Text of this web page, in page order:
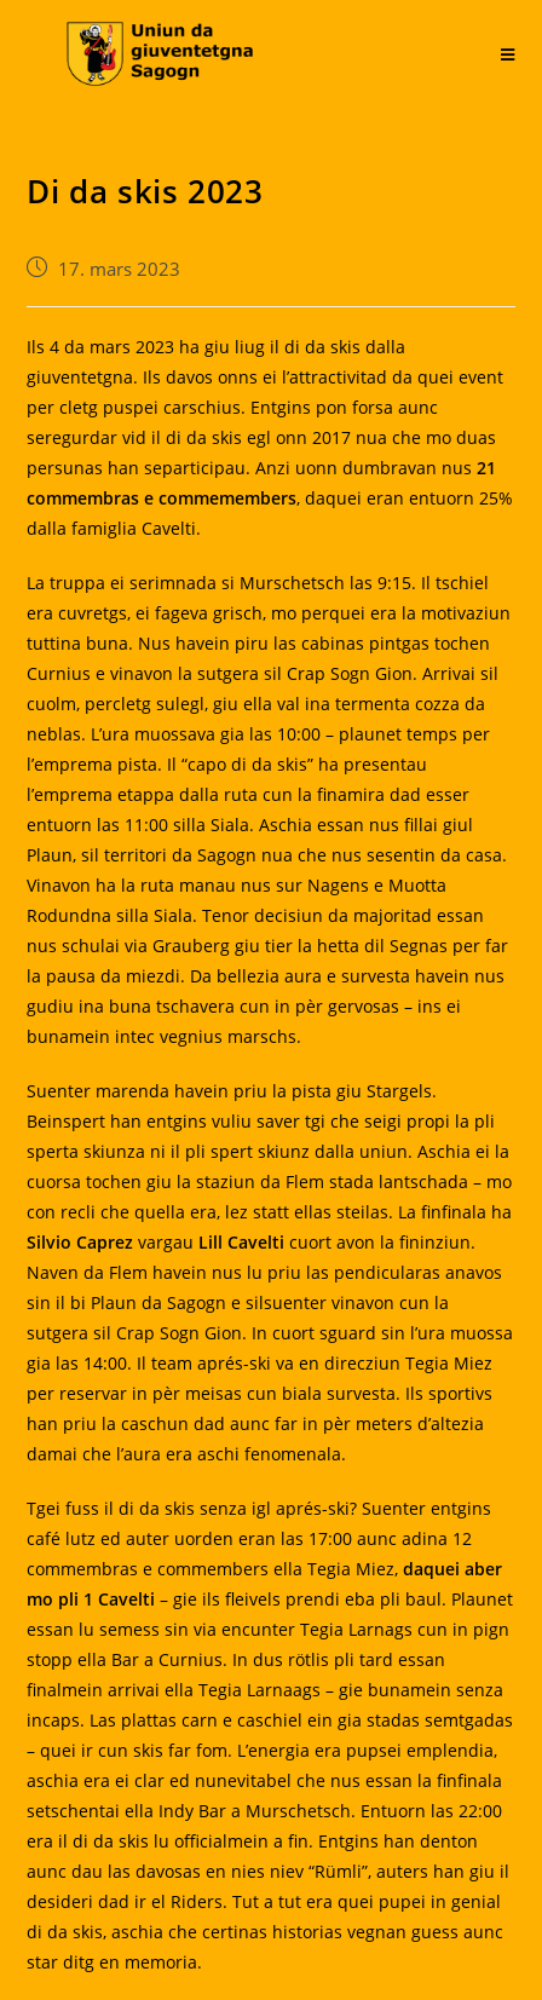
Di da skis 2023
Post17. mars 2023
Ils 4 da mars 2023 ha giu liug il di da skis dalla
giuventetgna. Ils davos onns ei l’attractivitad da quei event
per cletg puspei carschius. Entgins pon forsa aunc
seregurdar vid il di da skis egl onn 2017 nua che mo duas
persunas han separticipau. Anzi uonn dumbravan nus21
commembras e commemembers, daquei eran entuorn 25%
dalla famiglia Cavelti.
La truppa ei serimnada si Murschetsch las 9:15. Il tschiel
era cuvretgs, ei fageva grisch, mo perquei era la motivaziun
tuttina buna. Nus havein piru las cabinas pintgas tochen
Curnius e vinavon la sutgera sil Crap Sogn Gion. Arrivai sil
cuolm, percletg sulegl, giu ella val ina termenta cozza da
neblas. L’ura muossava gia las 10:00 – plaunet temps per
l’emprema pista. Il “capo di da skis” ha presentau
l’emprema etappa dalla ruta cun la finamira dad esser
entuorn las 11:00 silla Siala. Aschia essan nus fillai giul
Plaun, sil territori da Sagogn nua che nus sesentin da casa.
Vinavon ha la ruta manau nus sur Nagens e Muotta
Rodundna silla Siala. Tenor decisiun da majoritad essan
nus schulai via Grauberg giu tier la hetta dil Segnas per far
la pausa da miezdi. Da bellezia aura e survesta havein nus
gudiu ina buna tschavera cun in pèr gervosas – ins ei
bunamein intec vegnius marschs.
Suenter marenda havein priu la pista giu Stargels.
Beinspert han entgins vuliu saver tgi che seigi propi la pli
sperta skiunza ni il pli spert skiunz dalla uniun. Aschia ei la
cuorsa tochen giu la staziun da Flem stada lantschada – mo
con recli che quella era, lez statt ellas steilas. La finfinala ha
Silvio Caprez vargau Lill Cavelti cuort avon la fininziun.
Naven da Flem havein nus lu priu las pendicularas anavos
sin il bi Plaun da Sagogn e silsuenter vinavon cun la
sutgera sil Crap Sogn Gion. In cuort sguard sin l’ura muossa
gia las 14:00. Il team aprés-ski va en direcziun Tegia Miez
per reservar in pèr meisas cun biala survesta. Ils sportivs
han priu la caschun dad aunc far in pèr meters d’altezia
damai che l’aura era aschi fenomenala.
Tgei fuss il di da skis senza igl aprés-ski? Suenter entgins
café lutz ed auter uorden eran las 17:00 aunc adina 12
commembras e commembers ella Tegia Miez,daquei aber
mo pli 1 Cavelti – gie ils fleivels prendi eba pli baul. Plaunet
essan lu semess sin via encunter Tegia Larnags cun in pign
stopp ella Bar a Curnius. In dus rötlis pli tard essan
finalmein arrivai ella Tegia Larnaags – gie bunamein senza
incaps. Las plattas carn e caschiel ein gia stadas semtgadas
– quei ir cun skis far fom. L’energia era pupsei emplendia,
aschia era ei clar ed nunevitabel che nus essan la finfinala
setschentai ella Indy Bar a Murschetsch. Entuorn las 22:00
era il di da skis lu officialmein a fin. Entgins han denton
aunc dau las davosas en nies niev “Rümli”, auters han giu il
desideri dad ir el Riders. Tut a tut era quei pupei in genial
di da skis, aschia che certinas historias vegnan guess aunc
star ditg en memoria.